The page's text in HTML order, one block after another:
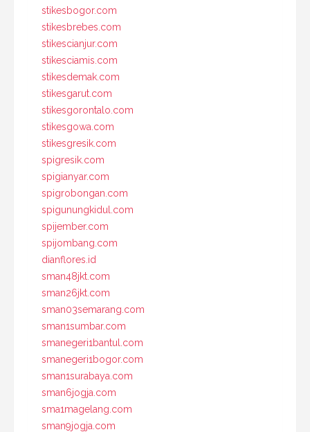
stikesbogor.com
stikesbrebes.com
stikescianjur.com
stikesciamis.com
stikesdemak.com
stikesgarut.com
stikesgorontalo.com
stikesgowa.com
stikesgresik.com
spigresik.com
spigianyar.com
spigrobongan.com
spigunungkidul.com
spijember.com
spijombang.com
dianflores.id
sman48jkt.com
sman26jkt.com
sman03semarang.com
sman1sumbar.com
smanegeri1bantul.com
smanegeri1bogor.com
sman1surabaya.com
sman6jogja.com
sma1magelang.com
sman9jogja.com